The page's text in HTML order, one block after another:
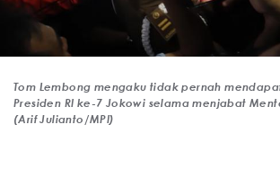
Tom Lembong mengaku tidak pernah
Presiden RI ke-7 Jokowi selama menjabat
(Arif Julianto/MPI)